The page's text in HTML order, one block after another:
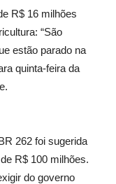
R$ 16 milhões
“São
estão parado na
quinta-feira da
262 foi sugerida
R$ 100 milhões.
do governo